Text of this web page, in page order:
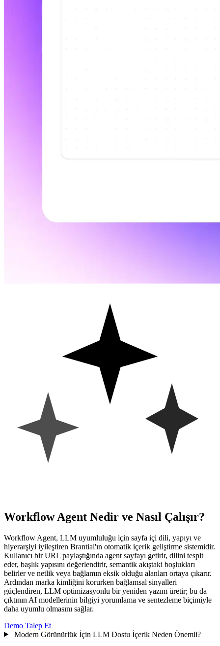
Workflow Agent Nedir ve Nasıl Çalışır?
Workflow Agent, LLM uyumluluğu için sayfa içi dili, yapıyı ve
hiyerarşiyi iyileştiren Brantial'ın otomatik içerik geliştirme sistemidir.
Kullanıcı bir URL paylaştığında agent sayfayı getirir, dilini tespit
eder, başlık yapısını değerlendirir, semantik akıştaki boşlukları
belirler ve netlik veya bağlamın eksik olduğu alanları ortaya çıkarır.
Ardından marka kimliğini korurken bağlamsal sinyalleri
güçlendiren, LLM optimizasyonlu bir yeniden yazım üretir; bu da
çıktının AI modellerinin bilgiyi yorumlama ve sentezleme biçimiyle
daha uyumlu olmasını sağlar.
Demo Talep Et
Modern Görünürlük İçin LLM Dostu İçerik Neden Önemli?